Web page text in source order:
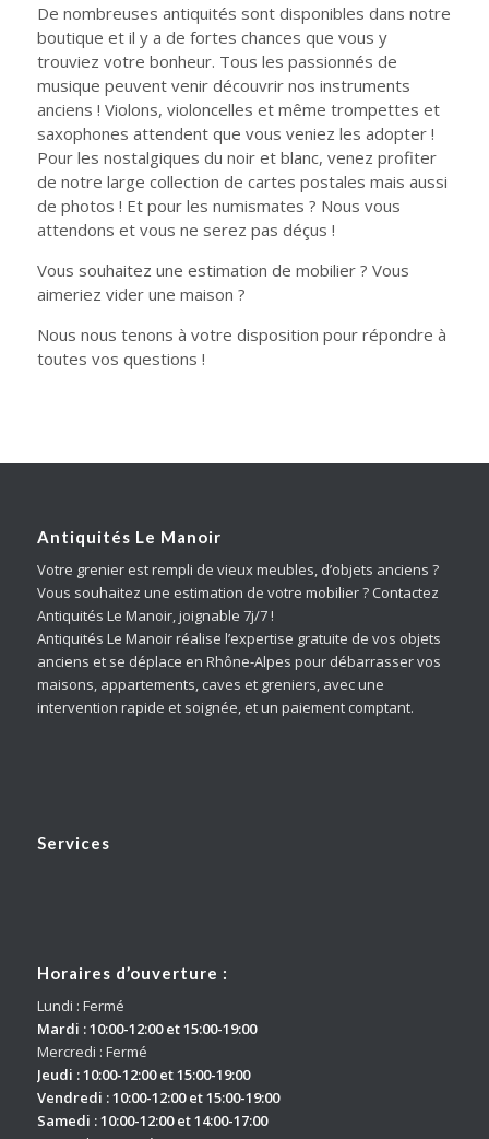
De nombreuses antiquités sont disponibles dans notre
boutique et il y a de fortes chances que vous y
trouviez votre bonheur. Tous les passionnés de
musique peuvent venir découvrir nos instruments
anciens ! Violons, violoncelles et même trompettes et
saxophones attendent que vous veniez les adopter !
Pour les nostalgiques du noir et blanc, venez profiter
de notre large collection de cartes postales mais aussi
de photos ! Et pour les numismates ? Nous vous
attendons et vous ne serez pas déçus !
Vous souhaitez une estimation de mobilier ? Vous
aimeriez vider une maison ?
Nous nous tenons à votre disposition pour répondre à
toutes vos questions !
Antiquités Le Manoir
Votre grenier est rempli de vieux meubles, d’objets anciens ?
Vous souhaitez une estimation de votre mobilier ? Contactez
Antiquités Le Manoir, joignable 7j/7 !
Antiquités Le Manoir réalise l’expertise gratuite de vos objets
anciens et se déplace en Rhône-Alpes pour débarrasser vos
maisons, appartements, caves et greniers, avec une
intervention rapide et soignée, et un paiement comptant.
Services
Horaires d’ouverture :
Lundi : Fermé
Mardi : 10:00-12:00 et 15:00-19:00
Mercredi : Fermé
Jeudi : 10:00-12:00 et 15:00-19:00
Vendredi : 10:00-12:00 et 15:00-19:00
Samedi : 10:00-12:00 et 14:00-17:00